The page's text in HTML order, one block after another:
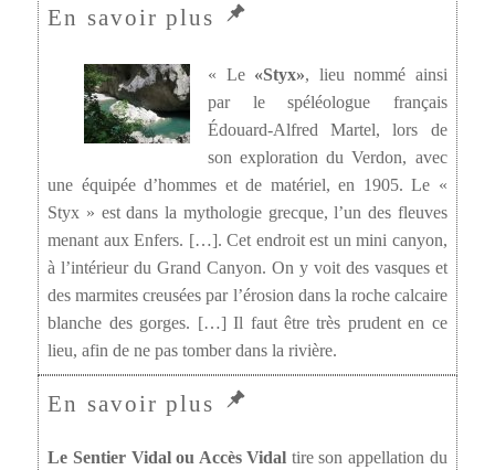
« Le «Styx», lieu nommé ainsi
par le spéléologue français
Édouard-Alfred Martel, lors de
son exploration du Verdon, avec
une équipée d’hommes et de matériel, en 1905. Le «
Styx » est dans la mythologie grecque, l’un des fleuves
menant aux Enfers. […]. Cet endroit est un mini canyon,
à l’intérieur du Grand Canyon. On y voit des vasques et
des marmites creusées par l’érosion dans la roche calcaire
blanche des gorges. […] Il faut être très prudent en ce
lieu, afin de ne pas tomber dans la rivière.
Le Sentier Vidal ou Accès Vidal tire son appellation du